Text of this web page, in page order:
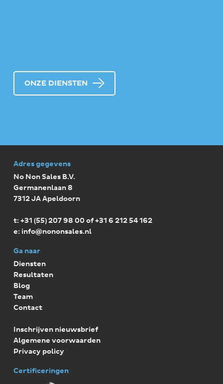
ONZE DIENSTEN
F
o
t
e
r
Adres gegevens
No Non Sales B.V.
Germanenlaan 8
7312 JA Apeldoorn
t: +31 (55) 207 98 00 of +31 6 212 54 162
e: info@nononsales.nl
Ga naar
Diensten
Resultaten
Blog
Team
Contact
Inschrijven nieuwsbrief
Algemene voorwaarden
Privacy policy
Certificeringen